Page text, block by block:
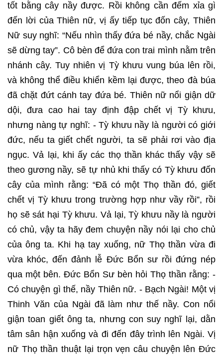
tốt bằng cây nầy được. Rồi không cần đếm xỉa gì
đến lời của Thiên nữ, vị ấy tiếp tục đốn cây, Thiên
Nữ suy nghĩ: “Nếu nhìn thấy đứa bé nầy, chắc Ngài
sẽ dừng tay”. Cô bèn để đứa con trai mình nằm trên
nhánh cây. Tuy nhiên vị Tỳ khưu vung búa lên rồi,
và không thể điều khiển kềm lại được, theo đà búa
đã chặt đứt cánh tay đứa bé. Thiên nữ nổi giận dữ
dội, đưa cao hai tay định đập chết vị Tỳ khưu,
nhưng nàng tự nghĩ: - Tỳ khưu nầy là người có giới
đức, nếu ta giết chết người, ta sẽ phải rơi vào địa
ngục. Vả lại, khi ấy các thọ thần khác thấy vậy sẽ
theo gương nầy, sẽ tự nhủ khi thấy có Tỳ khưu đốn
cây của mình rằng: “Đã có một Thọ thần đó, giết
chết vị Tỳ khưu trong trường hợp như vầy rồi”, rồi
họ sẽ sát hại Tỳ khưu. Vả lại, Tỳ khưu nầy là người
có chủ, vậy ta hãy đem chuyện nầy nói lại cho chủ
của ông ta. Khi hạ tay xuống, nữ Thọ thần vừa đi
vừa khóc, đến đảnh lễ Đức Bổn sư rồi đứng nép
qua một bên. Đức Bổn Sư bèn hỏi Thọ thần rằng: -
Có chuyện gì thế, nầy Thiên nữ. - Bạch Ngài! Một vị
Thinh Văn của Ngài đã làm như thế nầy. Con nổi
giận toan giết ông ta, nhưng con suy nghĩ lại, dằn
tâm sân hận xuống và đi đến đây trình lên Ngài. Vị
nữ Thọ thần thuật lại trọn vẹn câu chuyện lên Đức